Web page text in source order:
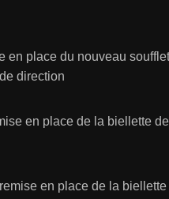
en place du nouveau
direction
en place de la biellette de
en place de la biellette